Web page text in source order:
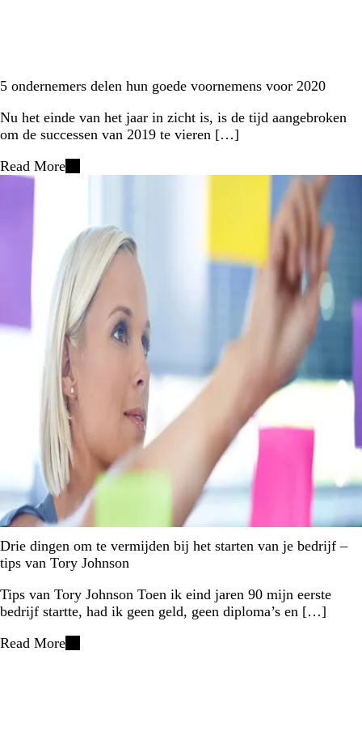
5 ondernemers delen hun goede voornemens voor 2020
Nu het einde van het jaar in zicht is, is de tijd aangebroken
om de successen van 2019 te vieren […]
Read More
Drie dingen om te vermijden bij het starten van je bedrijf –
tips van Tory Johnson
Tips van Tory Johnson Toen ik eind jaren 90 mijn eerste
bedrijf startte, had ik geen geld, geen diploma’s en […]
Read More